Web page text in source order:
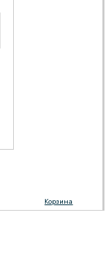
Корзина